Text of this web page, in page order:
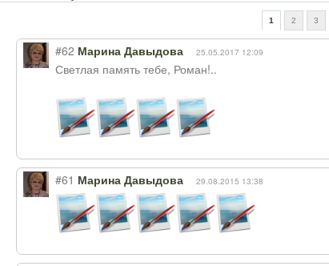
1 2 3
#62 Марина Давыдова 25.05.2017 12:09
Светлая память тебе, Роман!..
#61 Марина Давыдова 29.08.2015 13:38